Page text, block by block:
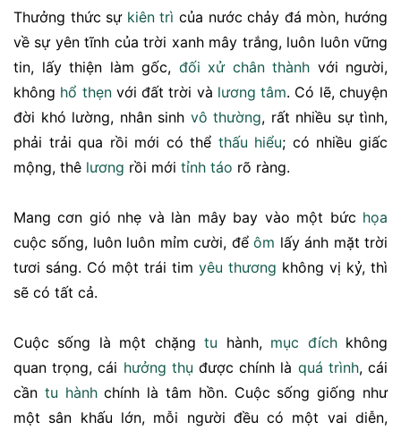
Thưởng thức sự kiên trì của nước chảy đá mòn, hướng
về sự yên tĩnh của trời xanh mây trắng, luôn luôn vững
tin, lấy thiện làm gốc, đối xử chân thành với người,
không hổ thẹnvới đất trời và lương tâm. Có lẽ, chuyện
đời khó lường, nhân sinh vô thường, rất nhiều sự tình,
phải trải qua rồi mới có thể thấu hiểu; có nhiều giấc
mộng, thê lương rồi mới tỉnh táo rõ ràng.
Mang cơn gió nhẹ và làn mây bay vào một bức họa
cuộc sống, luôn luôn mỉm cười, đểôm lấy ánh mặt trời
tươi sáng. Có một trái tim yêu thương không vị kỷ, thì
sẽ có tất cả.
Cuộc sống là một chặngtu hành, mục đíchkhông
quan trọng, cái hưởng thụ được chính là quá trình, cái
cần tu hànhchính là tâm hồn. Cuộc sống giống như
một sân khấu lớn, mỗi người đều có một vai diễn,